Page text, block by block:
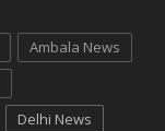
Ambala News
Delhi News